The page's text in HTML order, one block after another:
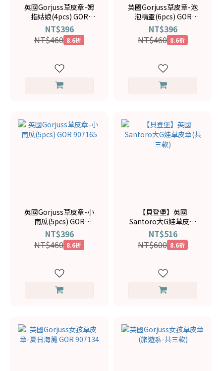
英國Gorjuss草皮章-姆
指姑娘(4pcs) GOR
907166
NT$396
NT$460 8.6折
英國Gorjuss草皮章-泡
泡精靈(6pcs) GOR
907164
NT$396
NT$460 8.6折
英國Gorjuss草皮章-小
南瓜(5pcs) GOR
907165
NT$396
NT$460 8.6折
【貝登堡】英國
Santoro大G娃草皮章
(共三款)
NT$516
NT$600 8.6折